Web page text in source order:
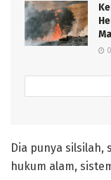
Dia punya silsilah,
hukum alam,